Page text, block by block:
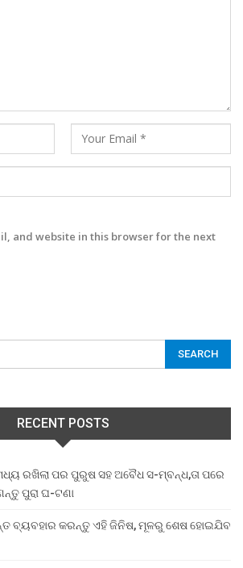
and website in this browser for the next
RECENT POSTS
ରଖିଲା ପର ପୁରୁଷ ସହ ଅବୈଧ ସ-ମ୍ବନ୍ଧ,ତା ପରେ
ପୁରା ଘ-ଟଣା
ବ୍ୟବହାର କରନ୍ତୁ ଏହି ଜିନିଷ, ମୂଳରୁ ଶେଷ ହୋଇଯିବ